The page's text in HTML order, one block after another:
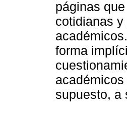
páginas
cotidianas
forma
supuesto, a